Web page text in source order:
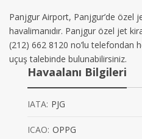
Panjgur Airport, Panjgur’de özel
havalimanıdır. Panjgur özel jet
(212) 662 8120 no’lu telefondan
uçuş talebinde bulunabilirsiniz.
Havaalanı Bilgileri
IATA: PJG
ICAO: OPPG